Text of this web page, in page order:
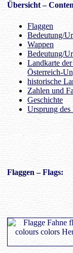
Übersicht–
Flaggen
Bedeutung/
Wappen
Bedeutung/
Landkarte
Österreich-
historische
Zahlen und
Geschichte
Ursprung des
Flaggen – Flags: